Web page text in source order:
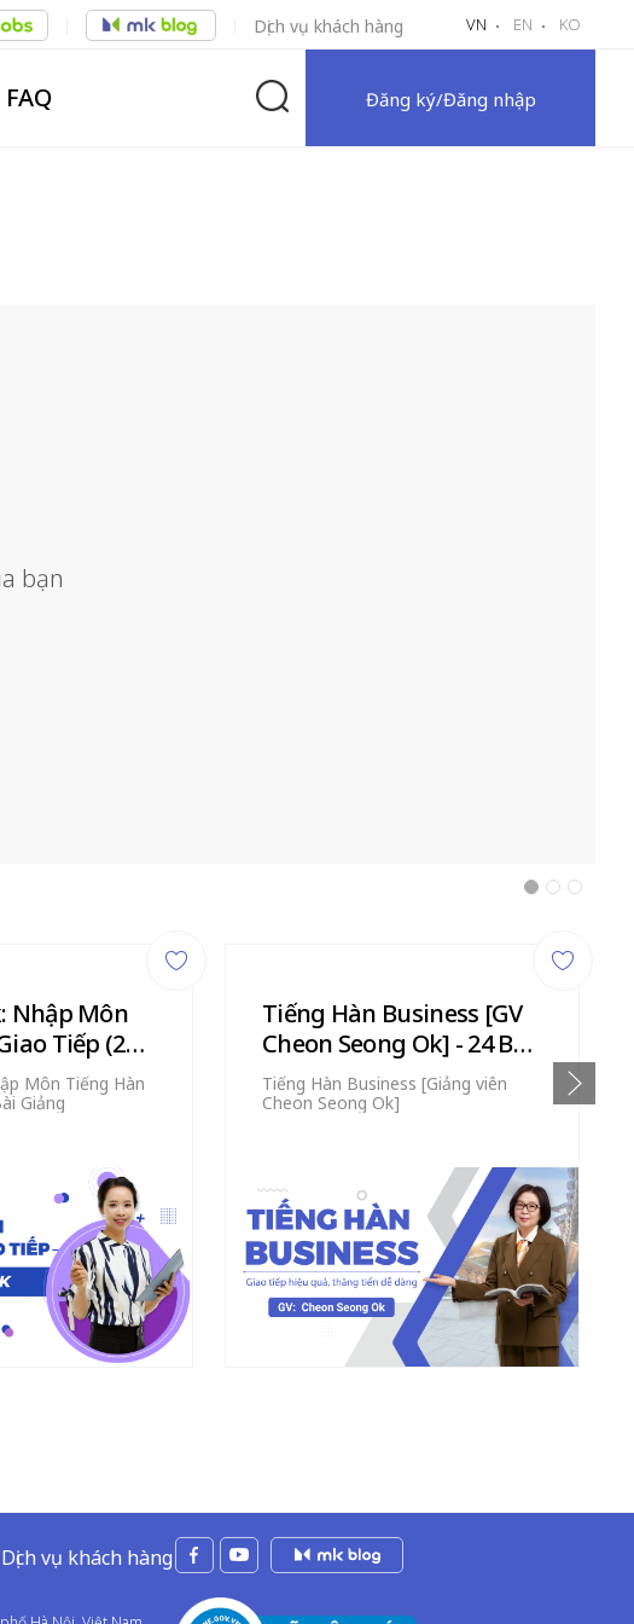
Dịch vụ khách hàng VN EN KO
FAQ Đăng ký/Đăng nhập
bạn
Nhập Môn
Tiếp (22
Môn Tiếng Hàn
Giảng
Tiếng Hàn Business [GV
Cheon Seong Ok] - 24 Bài
Giảng
Tiếng Hàn Business [Giảng viên
Cheon Seong Ok]
Dịch vụ khách hàng